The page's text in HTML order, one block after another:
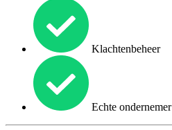
Klachtenbeheer
Echte ondernemer